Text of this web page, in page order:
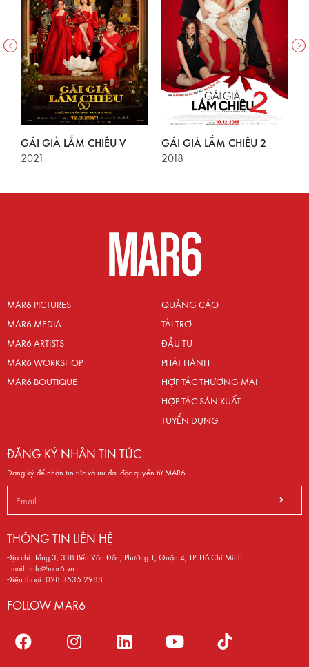
GÁI GIÀ LẮM CHIÊU V
2021
GÁI GIÀ LẮM CHIÊU 2
2018
MAR6 PICTURES
MAR6 MEDIA
MAR6 ARTISTS
MAR6 WORKSHOP
MAR6 BOUTIQUE
QUẢNG CÁO
TÀI TRỢ
ĐẦU TƯ
PHÁT HÀNH
HỢP TÁC THƯƠNG MẠI
HỢP TÁC SẢN XUẤT
TUYỂN DỤNG
ĐĂNG KÝ NHẬN TIN TỨC
Đăng ký để nhận tin tức và ưu đãi độc quyền từ MAR6
THÔNG TIN LIÊN HỆ
Địa chỉ: Tầng 3, 338 Bến Vân Đồn, Phường 1, Quận 4, TP. Hồ Chí Minh.
Email: info@mar6.vn
Điện thoại: 028 3535 2988
FOLLOW MAR6